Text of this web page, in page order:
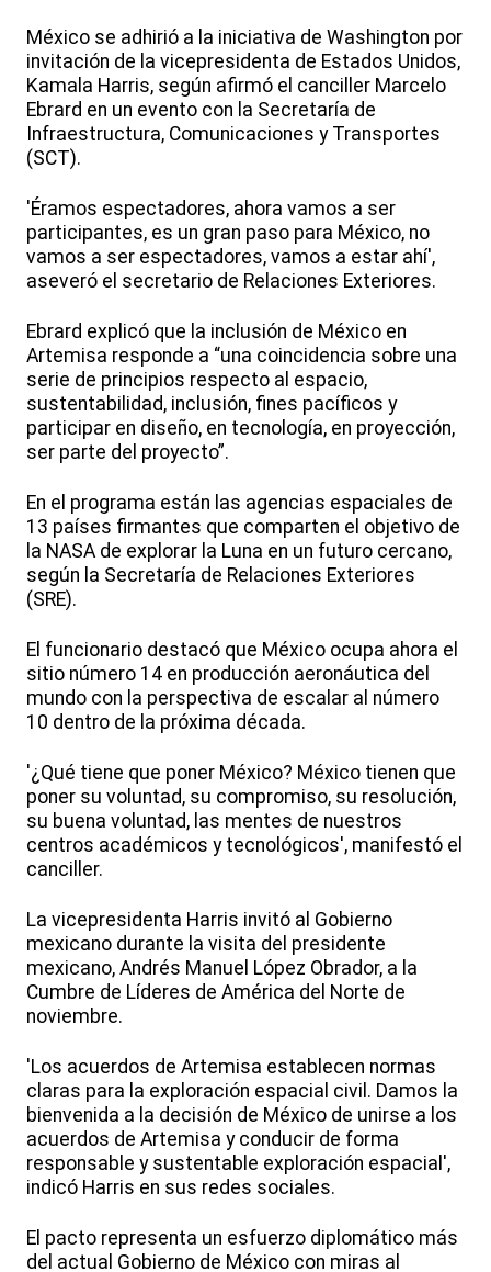
México se adhirió a la iniciativa de Washington por
invitación de la vicepresidenta de Estados Unidos,
Kamala Harris, según afirmó el canciller Marcelo
Ebrard en un evento con la Secretaría de
Infraestructura, Comunicaciones y Transportes
(SCT).
'Éramos espectadores, ahora vamos a ser
participantes, es un gran paso para México, no
vamos a ser espectadores, vamos a estar ahí',
aseveró el secretario de Relaciones Exteriores.
Ebrard explicó que la inclusión de México en
Artemisa responde a “una coincidencia sobre una
serie de principios respecto al espacio,
sustentabilidad, inclusión, fines pacíficos y
participar en diseño, en tecnología, en proyección,
ser parte del proyecto”.
En el programa están las agencias espaciales de
13 países firmantes que comparten el objetivo de
la NASA de explorar la Luna en un futuro cercano,
según la Secretaría de Relaciones Exteriores
(SRE).
El funcionario destacó que México ocupa ahora el
sitio número 14 en producción aeronáutica del
mundo con la perspectiva de escalar al número
10 dentro de la próxima década.
'¿Qué tiene que poner México? México tienen que
poner su voluntad, su compromiso, su resolución,
su buena voluntad, las mentes de nuestros
centros académicos y tecnológicos', manifestó el
canciller.
La vicepresidenta Harris invitó al Gobierno
mexicano durante la visita del presidente
mexicano, Andrés Manuel López Obrador, a la
Cumbre de Líderes de América del Norte de
noviembre.
'Los acuerdos de Artemisa establecen normas
claras para la exploración espacial civil. Damos la
bienvenida a la decisión de México de unirse a los
acuerdos de Artemisa y conducir de forma
responsable y sustentable exploración espacial',
indicó Harris en sus redes sociales.
El pacto representa un esfuerzo diplomático más
del actual Gobierno de México con miras al